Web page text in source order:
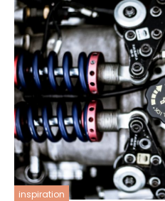
inspiration